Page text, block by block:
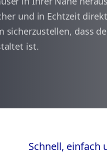
1
und in Echtzeit
sicherzustellen, dass
ist.
Schnell, einfach